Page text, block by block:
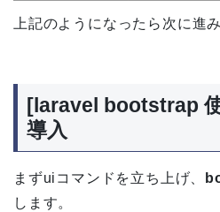
上記のようになったら次に進
[laravel bootstrap
導入
まずuiコマンドを立ち上げ、
します。